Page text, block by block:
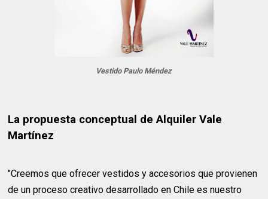
Vestido Paulo Méndez
La propuesta conceptual de Alquiler Vale
Martínez
"Creemos que ofrecer vestidos y accesorios que provienen
de un proceso creativo desarrollado en Chile es nuestro